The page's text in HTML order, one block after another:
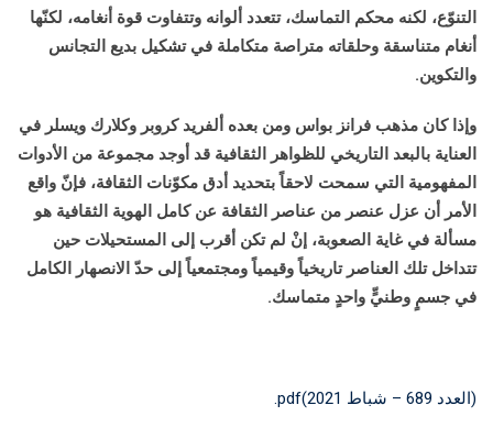
التنوّع، لكنه محكم التماسك، تتعدد ألوانه وتتفاوت قوة أنغامه، لكنّها
أنغام متناسقة وحلقاته متراصة متكاملة في تشكيل بديع التجانس
والتكوين.
وإذا كان مذهب فرانز بواس ومن بعده ألفريد كروبر وكلارك ويسلر في
العناية بالبعد التاريخي للظواهر الثقافية قد أوجد مجموعة من الأدوات
المفهومية التي سمحت لاحقاً بتحديد أدق مكوّنات الثقافة، فإنّ واقع
الأمر أن عزل عنصر من عناصر الثقافة عن كامل الهوية الثقافية هو
مسألة في غاية الصعوبة، إنْ لم تكن أقرب إلى المستحيلات حين
تتداخل تلك العناصر تاريخياً وقيمياً ومجتمعياً إلى حدّ الانصهار الكامل
في جسمٍ وطنيٍّ واحدٍ متماسك.
(العدد 689 – شباط 2021)pdf.